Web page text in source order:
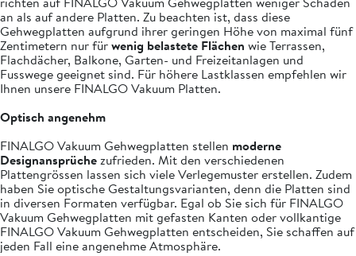
an als auf andere Platten. Zu beachten ist, dass diese
Gehwegplatten aufgrund ihrer geringen Höhe von maximal fünf
Zentimetern nur fürwenig belastete Flächen wie Terrassen,
Flachdächer, Balkone, Garten- und Freizeitanlagen und
Fusswege geeignet sind. Für höhere Lastklassen empfehlen wir
Ihnen unsere FINALGO Vakuum Platten.
Optisch angenehm
FINALGO Vakuum Gehwegplatten stellen moderne
Designansprüchezufrieden. Mit den verschiedenen
Plattengrössen lassen sich viele Verlegemuster erstellen. Zudem
haben Sie optische Gestaltungsvarianten, denn die Platten sind
in diversen Formaten verfügbar. Egal ob Sie sich für FINALGO
Vakuum Gehwegplatten mit gefasten Kanten oder vollkantige
FINALGO Vakuum Gehwegplatten entscheiden, Sie schaffen auf
jeden Fall eine angenehme Atmosphäre.